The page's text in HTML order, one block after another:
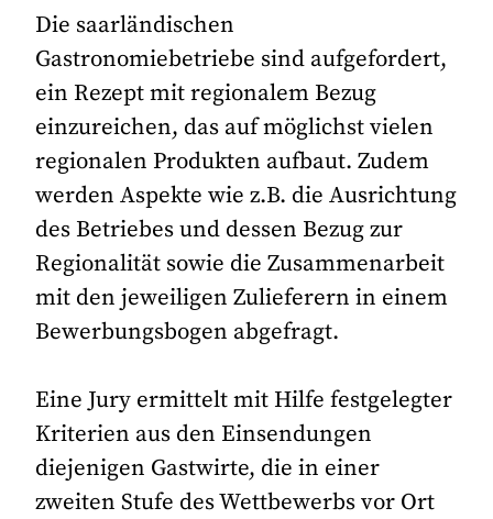
Die saarländischen
Gastronomiebetriebe sind aufgefordert,
ein Rezept mit regionalem Bezug
einzureichen, das auf möglichst vielen
regionalen Produkten aufbaut. Zudem
werden Aspekte wie z.B. die Ausrichtung
des Betriebes und dessen Bezug zur
Regionalität sowie die Zusammenarbeit
mit den jeweiligen Zulieferern in einem
Bewerbungsbogen abgefragt.
Eine Jury ermittelt mit Hilfe festgelegter
Kriterien aus den Einsendungen
diejenigen Gastwirte, die in einer
zweiten Stufe des Wettbewerbs vor Ort